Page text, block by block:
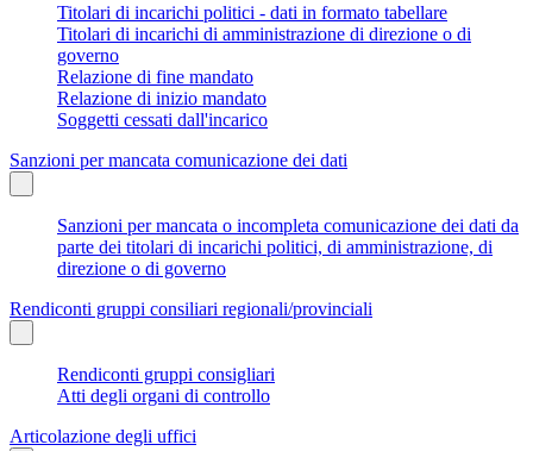
Titolari di incarichi politici - dati in formato tabellare
Titolari di incarichi di amministrazione di direzione o di
governo
Relazione di fine mandato
Relazione di inizio mandato
Soggetti cessati dall'incarico
Sanzioni per mancata comunicazione dei dati
Sanzioni per mancata o incompleta comunicazione dei dati da
parte dei titolari di incarichi politici, di amministrazione, di
direzione o di governo
Rendiconti gruppi consiliari regionali/provinciali
Rendiconti gruppi consigliari
Atti degli organi di controllo
Articolazione degli uffici